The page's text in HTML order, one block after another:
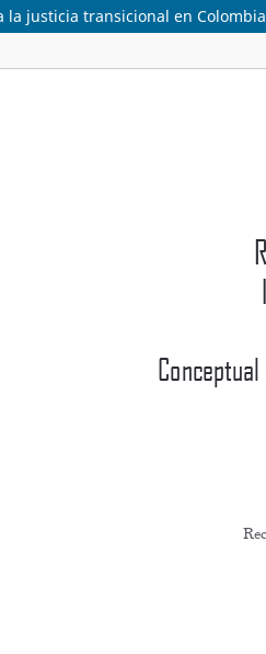
la justicia transicional en Colombia